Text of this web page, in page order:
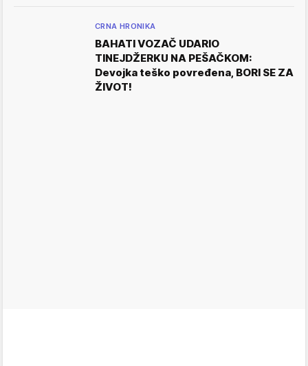
CRNA HRONIKA
BAHATI VOZAČ UDARIO
TINEJDŽERKU NA PEŠAČKOM:
Devojka teško povređena, BORI SE ZA
ŽIVOT!